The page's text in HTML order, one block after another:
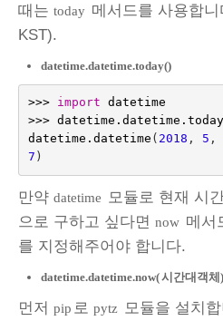
때는 today 메서드를 사용합
KST).
datetime.datetime.today()
>>> import datetime
>>> datetime . datetime . today
datetime . datetime ( 2018 , 5 ,
7 )
만약 datetime 모듈로 현재 시
으로 구하고 싶다면 now 메서
를 지정해주어야 합니다.
datetime.datetime.now(시간대객체)
먼저 pip 로 pytz 모듈을 설치